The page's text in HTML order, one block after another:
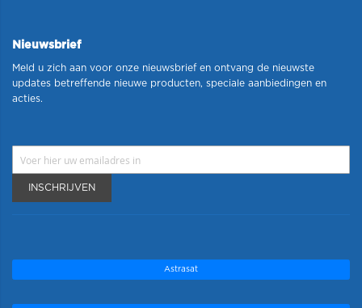
Nieuwsbrief
Meld u zich aan voor onze nieuwsbrief en ontvang de nieuwste
updates betreffende nieuwe producten, speciale aanbiedingen en
acties.
INSCHRIJVEN
Astrasat